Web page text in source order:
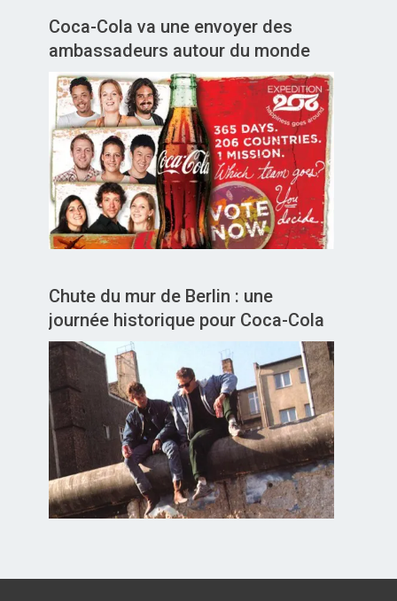
Coca-Cola va une envoyer des
ambassadeurs autour du monde
Chute du mur de Berlin : une
journée historique pour Coca-Cola